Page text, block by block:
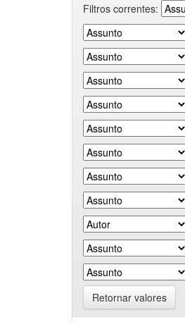
Filtros correntes:
Retornar valores